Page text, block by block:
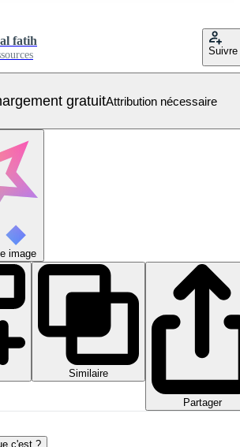
fatih
Suivre
gratuitAttribution nécessaire
image
Similaire
Partager
c'est ?